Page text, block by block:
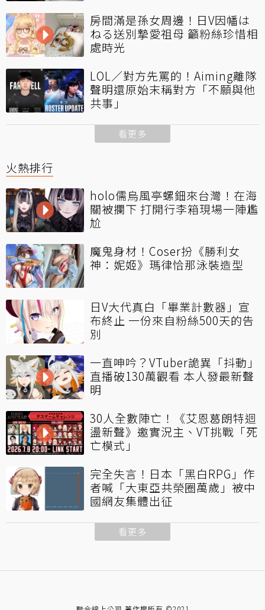
房間滿是孫女周邊！日V因幡は
ねる送別摯愛祖母 籲粉絲珍惜相
處時光
LOL／對方先罵的！Aiming離隊
聲明還原始末稱對方「不願與他
共事」
看更多
火熱排行
holo儒烏風亭螺鈿來台灣！在海
關被攔下 打開行李箱現場一陣尷
尬
魔鬼身材！Coser扮《勝利女
神：妮姬》瑪律恰那泳裝造型
日V大代真白「畢業計數器」宣
布終止 一份來自粉絲500天的告
別
一直呻吟？VTuber詭異「抖動」
直播破130萬觀看 本人發最新聲
明
30人全數陣亡！《艾恩葛朗特迴
盪新聲》邀實況主、VT挑戰「死
亡模式」
完全失言！日本「黑白RPG」作
者喊「大東亞共榮圈萬歲」被中
國網友集體出征
看更多